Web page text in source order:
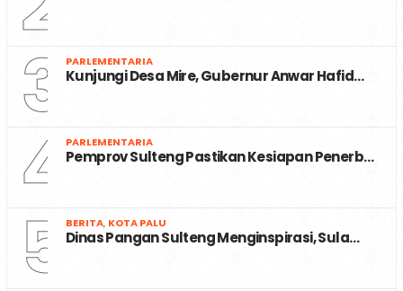
3 PARLEMENTARIA
Kunjungi Desa Mire, Gubernur Anwar Hafid…
4 PARLEMENTARIA
Pemprov Sulteng Pastikan Kesiapan Penerb…
5 BERITA, KOTA PALU
Dinas Pangan Sulteng Menginspirasi, Sula…